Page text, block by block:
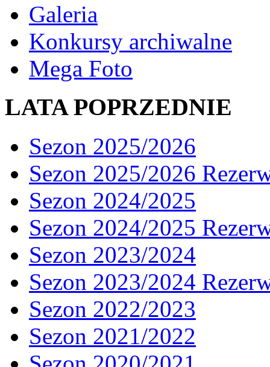
Galeria
Konkursy archiwalne
Mega Foto
LATA POPRZEDNIE
Sezon 2025/2026
Sezon 2025/2026
Sezon 2024/2025
Sezon 2024/2025
Sezon 2023/2024
Sezon 2023/2024
Sezon 2022/2023
Sezon 2021/2022